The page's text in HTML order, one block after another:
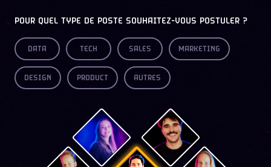
POUR QUEL TYPE DE POSTE SOUHAITEZ-VOUS POSTULER ?
DATA TECH SALES MARKETING
DESIGN PRODUCT AUTRES